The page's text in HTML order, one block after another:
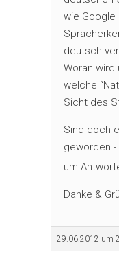
wie Google
deutsch
Woran wird
welche
Sicht des
Sind doch
geworden
um
Danke &
29.06.2012 um